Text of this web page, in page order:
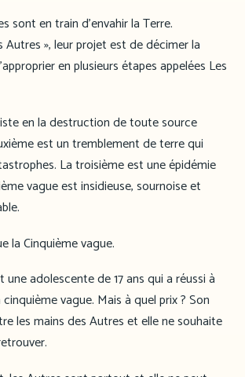
sont en train d’envahir la Terre.
Autres », leur projet est de décimer la
en plusieurs étapes appelées Les
en la destruction de toute source
est un tremblement de terre qui
La troisième est une épidémie
vague est insidieuse, sournoise et
la Cinquième vague.
une adolescente de 17 ans qui a réussi à
cinquième vague. Mais à quel prix ? Son
les mains des Autres et elle ne souhaite